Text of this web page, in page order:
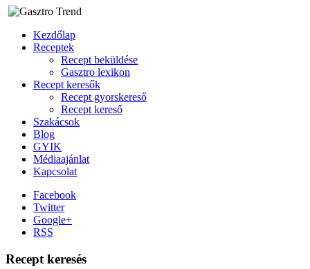
Kezdőlap
Receptek
Recept beküldése
Gasztro lexikon
Recept keresők
Recept gyorskereső
Recept kereső
Szakácsok
Blog
GYIK
Médiaajánlat
Kapcsolat
Facebook
Twitter
Google+
RSS
Recept keresés